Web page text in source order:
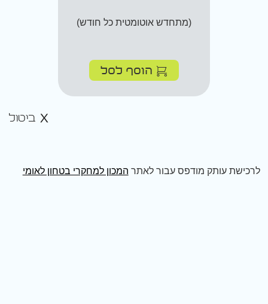
(מתחדש אוטומטית כל חודש)
הוסף לסל
ביטול
לרכישת עותק מודפס עבור לאתר המכון למחקרי בטחון לאומי